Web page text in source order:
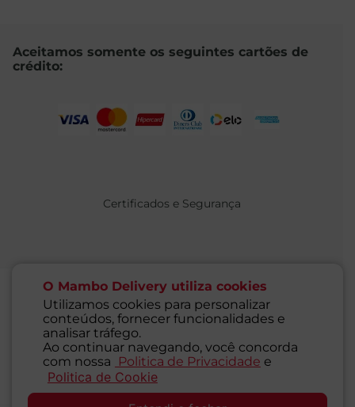
O Mambo Delivery utiliza cookies
Utilizamos cookies para personalizar
conteúdos, fornecer funcionalidades e
analisar tráfego.
Ao continuar navegando, você concorda
com nossa
Politica de Privacidade e
Politica de Cookie
Aceitamos somente os seguintes cartões de
crédito:
Certificados e Segurança
@ 2021 MAMBO - TODOS OS DIREITOS RESERVADOS
Supermercados Mambo Ltda.
CNPJ: 71.676.316/0001-46 - Inscrição Estadual: 116.827.781.117
Endereço: Rua Guaipá, 255 - Vila Leopoldina - São Paulo - SP -